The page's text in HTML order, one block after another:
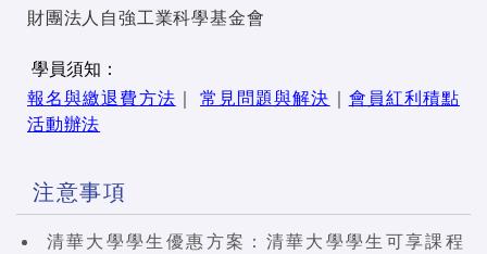
財團法人自強工業科學基金會
學員須知：
報名與繳退費方法
常見問題與解決
會員紅利積點
活動辦法
注意事項
清華大學學生優惠方案：清華大學學生可享課程